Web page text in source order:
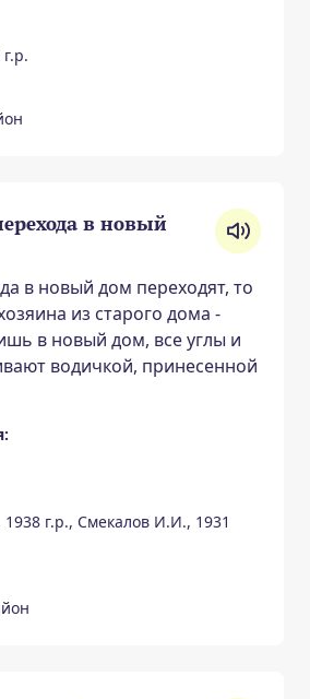
в новый
в новый дом переходят, то
из старого дома -
в новый дом, все углы и
водичкой, принесенной
г.р., Смекалов И.И., 1931